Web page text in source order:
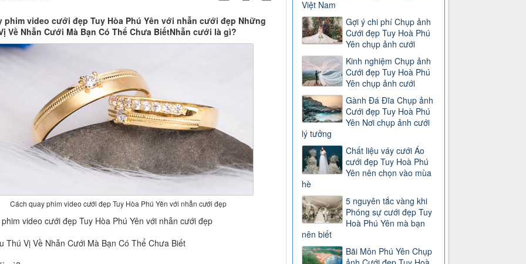
phim video cưới đẹp Tuy Hòa Phú Yên với nhẫn cưới đẹp Những
Về Nhẫn Cưới Mà Bạn Có Thể Chưa BiếtNhẫn cưới là gì?
Cách quay phim video cưới đẹp Tuy Hòa Phú Yên với nhẫn cưới đẹp
video cưới đẹp Tuy Hòa Phú Yên với nhẫn cưới đẹp
Thú Vị Về Nhẫn Cưới Mà Bạn Có Thể Chưa Biết
Việt Nam
Gợi ý chi phí Chụp ảnh
Cưới đẹp Tuy Hoà Phú
Yên chụp ảnh cưới
Kinh nghiệm Chụp ảnh
Cưới đẹp Tuy Hoà Phú
Yên chụp ảnh cưới
Gành Đá Đĩa Chụp ảnh
Cưới đẹp Tuy Hoà Phú
Yên Nơi chụp ảnh cưới
lý tưởng
Chất liệu váy cưới Áo
cưới đẹp Tuy Hoà Phú
Yên nên chọn vào mùa
hè
5 nguyên tắc vàng khi
Phóng sự cưới đẹp Tuy
Hoà Phú Yên mà bạn
nên biết
Bãi Môn Phú Yên Chụp